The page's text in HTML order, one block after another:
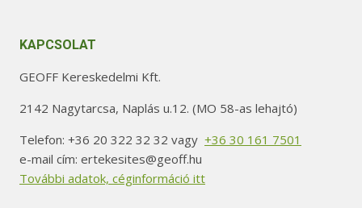
KAPCSOLAT
GEOFF Kereskedelmi Kft.
2142 Nagytarcsa, Naplás u.12. (MO 58-as lehajtó)
Telefon: +36 20 322 32 32 vagy +36 30 161 7501
e-mail cím: ertekesites@geoff.hu
További adatok, céginformáció itt